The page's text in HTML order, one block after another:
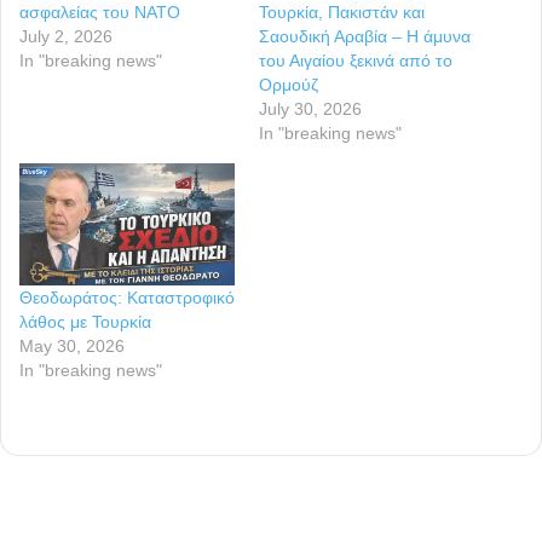
ασφαλείας του ΝΑΤΟ
July 2, 2026
In "breaking news"
Τουρκία, Πακιστάν και
Σαουδική Αραβία – Η άμυνα
του Αιγαίου ξεκινά από το
Ορμούζ
July 30, 2026
In "breaking news"
Θεοδωράτος: Καταστροφικό
λάθος με Τουρκία
May 30, 2026
In "breaking news"